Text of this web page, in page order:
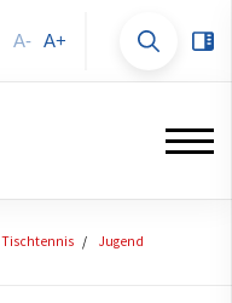
A- A+
Tischtennis
Jugend